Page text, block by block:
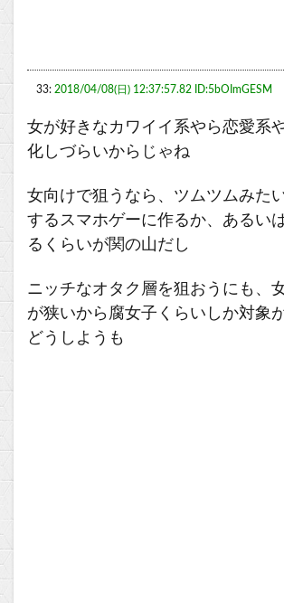
33: 2018/04/08(日) 12:37:57.82 ID:5bOImGESM
女が好きなカワイイ系やら恋愛系
化しづらいからじゃね
女向けで狙うなら、ツムツムみた
するスマホゲーに作るか、あるい
るくらいが関の山だし
ニッチなオタク層を狙おうにも、
が狭いから腐女子くらいしか対象
どうしようも